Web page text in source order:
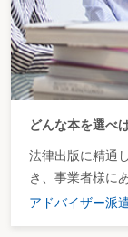
どんな本を選べ
法律出版に精通
き、事業者様に
アドバイザー派